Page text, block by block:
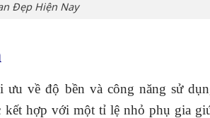
Đẹp Hiện Nay
về độ bền và công năng sử
kết hợp với một tỉ lệ nhỏ phụ gia